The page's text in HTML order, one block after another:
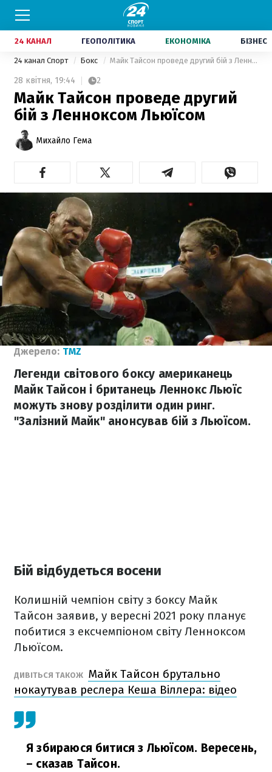
24 КАНАЛ ГЕОПОЛІТИКА ЕКОНОМІКА БІЗНЕС
24 канал Спорт Бокс Майк Тайсон проведе другий бій з Ленноксом Льюїсом
28 квітня, 19:44 2
Майк Тайсон проведе другий
бій з Ленноксом Льюїсом
Михайло Гема
Джерело: TMZ
Легенди світового боксу американець
Майк Тайсон і британець Леннокс Льюїс
можуть знову розділити один ринг.
"Залізний Майк" анонсував бій з Льюїсом.
Бій відбудеться восени
Колишній чемпіон світу з боксу Майк
Тайсон заявив, у вересні 2021 року планує
побитися з ексчемпіоном світу Ленноксом
Льюїсом.
ДИВІТЬСЯ ТАКОЖ Майк Тайсон брутально
нокаутував реслера Кеша Віллера: відео
Я збираюся битися з Льюїсом. Вересень,
– сказав Тайсон.